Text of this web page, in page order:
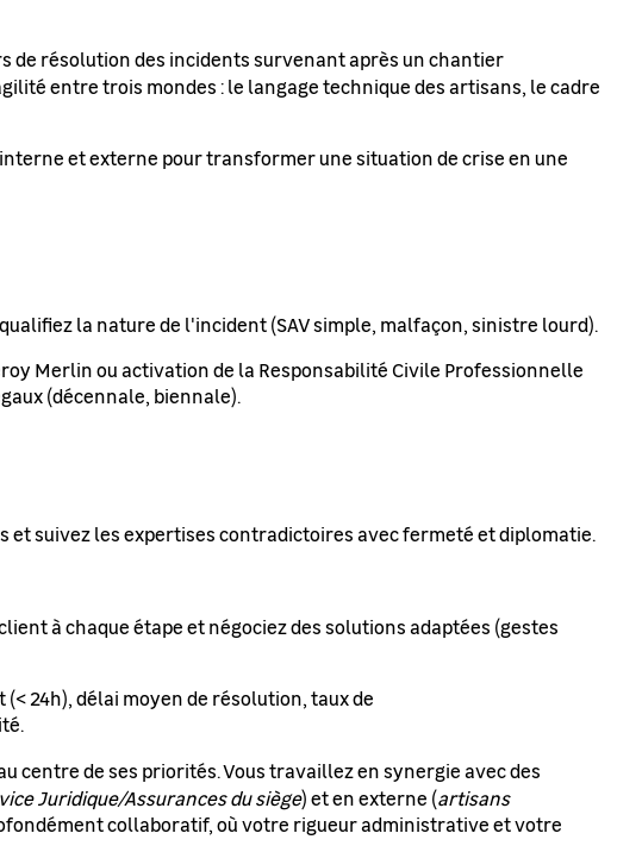
de résolution des incidents survenant après un chantier
entre trois mondes : le langage technique des artisans, le cadre
et externe pour transformer une situation de crise en une
la nature de l'incident (SAV simple, malfaçon, sinistre lourd).
Merlin ou activation de la Responsabilité Civile Professionnelle
(décennale, biennale).
et suivez les expertises contradictoires avec fermeté et diplomatie.
à chaque étape et négociez des solutions adaptées (gestes
24h), délai moyen de résolution, taux de
centre de ses priorités. Vous travaillez en synergie avec des
Juridique/Assurances du siège) et en externe (artisans
collaboratif, où votre rigueur administrative et votre